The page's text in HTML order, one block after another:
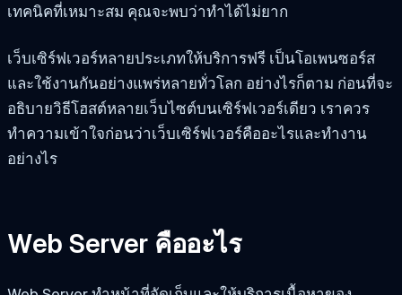
เทคนิคที่เหมาะสม คุณจะพบว่าทำได้ไม่ยาก
เว็บเซิร์ฟเวอร์หลายประเภทให้บริการฟรี เป็นโอเพนซอร์ส
และใช้งานกันอย่างแพร่หลายทั่วโลก อย่างไรก็ตาม ก่อนที่จะ
อธิบายวิธีโฮสต์หลายเว็บไซต์บนเซิร์ฟเวอร์เดียว เราควร
ทำความเข้าใจก่อนว่าเว็บเซิร์ฟเวอร์คืออะไรและทำงาน
อย่างไร
Web Server คืออะไร